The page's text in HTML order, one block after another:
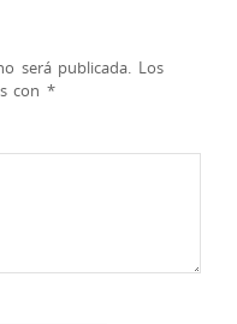
será publicada. Los
con *